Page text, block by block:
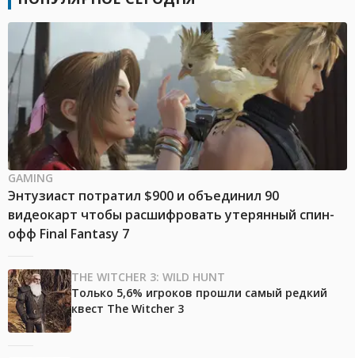
GAMING
Энтузиаст потратил $900 и объединил 90
видеокарт чтобы расшифровать утерянный спин-
офф Final Fantasy 7
THE WITCHER 3: WILD HUNT
Только 5,6% игроков прошли самый редкий
квест The Witcher 3